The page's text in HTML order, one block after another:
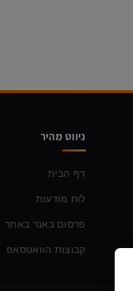
ניווט מהיר
דף הבית
לוח מודעות
פרסום באנר באתר
קבוצות הוואטסאפ